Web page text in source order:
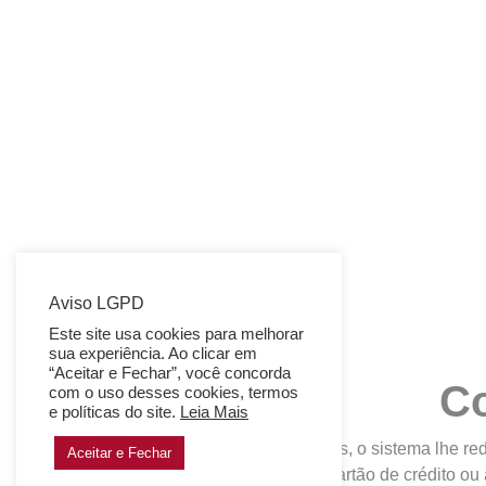
Ao concluir os seus agendamentos, o sistema lhe
pagamento (pix, boleto, PayPal, cartão de crédito
Aviso LGPD
Este site usa cookies para melhorar
sua experiência. Ao clicar em
“Aceitar e Fechar”, você concorda
com o uso desses cookies, termos
e políticas do site. Leia Mais
Aceitar e Fechar